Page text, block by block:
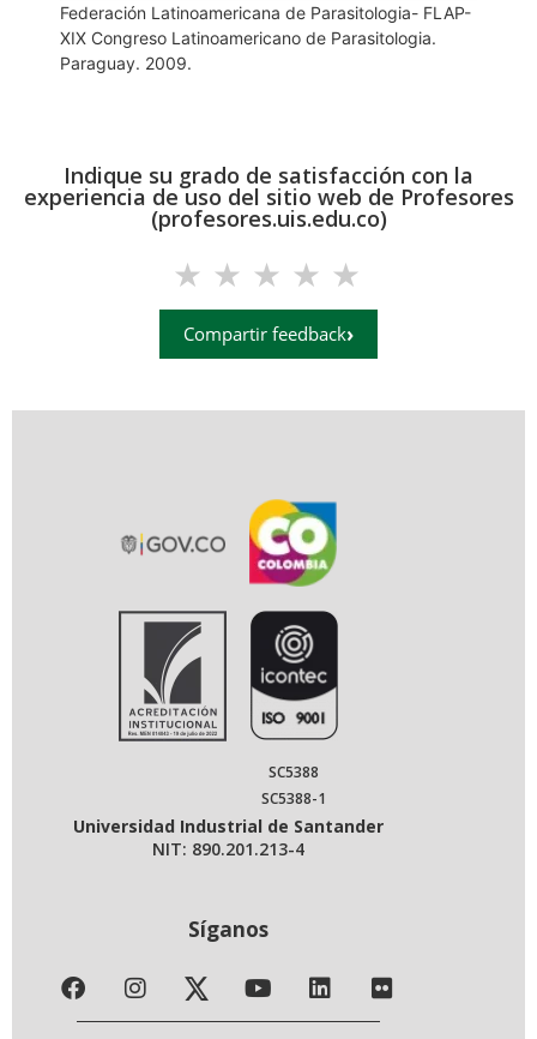
Federación Latinoamericana de Parasitologia- FLAP-
XIX Congreso Latinoamericano de Parasitologia.
Paraguay. 2009.
Indique su grado de satisfacción con la
experiencia de uso del sitio web de Profesores
(profesores.uis.edu.co)